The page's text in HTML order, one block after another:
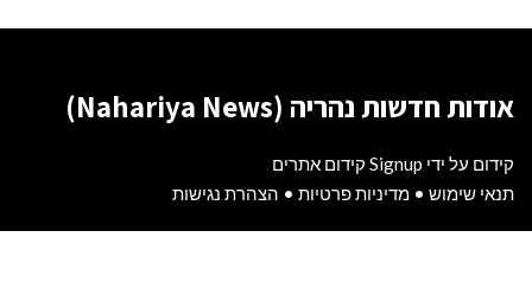
אודות חדשות נהריה (Nahariya News)
קידום על ידי Signup קידום אתרים
תנאי שימוש • מדיניות פרטיות • הצהרת נגישות